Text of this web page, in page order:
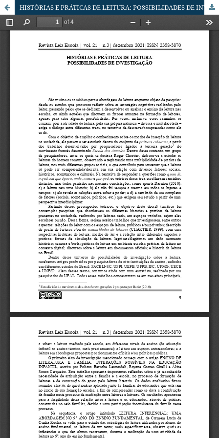
HISTÓRIAS E PRÁTICAS DE LEITURA: POSSIBILIDADES DE INVESTIGAÇÃO